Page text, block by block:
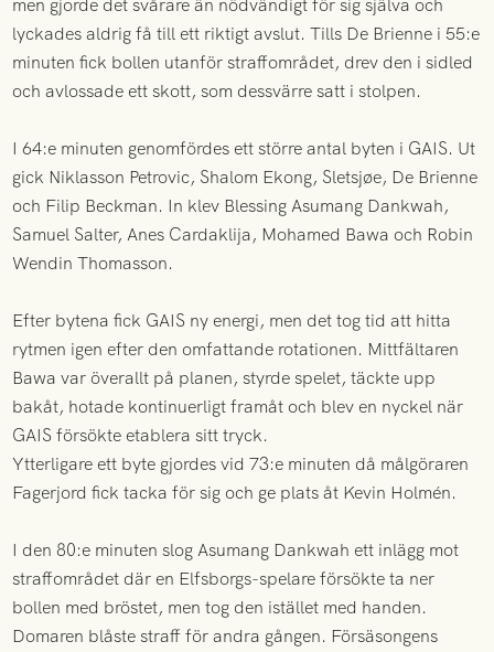
men gjorde det svårare än nödvändigt för sig själva och
lyckades aldrig få till ett riktigt avslut. Tills De Brienne i 55:e
minuten fick bollen utanför straffområdet, drev den i sidled
och avlossade ett skott, som dessvärre satt i stolpen.
I 64:e minuten genomfördes ett större antal byten i GAIS. Ut
gick Niklasson Petrovic, Shalom Ekong, Sletsjøe, De Brienne
och Filip Beckman. In klev Blessing Asumang Dankwah,
Samuel Salter, Anes Cardaklija, Mohamed Bawa och Robin
Wendin Thomasson.
Efter bytena fick GAIS ny energi, men det tog tid att hitta
rytmen igen efter den omfattande rotationen. Mittfältaren
Bawa var överallt på planen, styrde spelet, täckte upp
bakåt, hotade kontinuerligt framåt och blev en nyckel när
GAIS försökte etablera sitt tryck.
Ytterligare ett byte gjordes vid 73:e minuten då målgöraren
Fagerjord fick tacka för sig och ge plats åt Kevin Holmén.
I den 80:e minuten slog Asumang Dankwah ett inlägg mot
straffområdet där en Elfsborgs-spelare försökte ta ner
bollen med bröstet, men tog den istället med handen.
Domaren blåste straff för andra gången. Försäsongens